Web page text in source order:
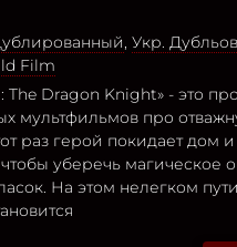
, Укр.
Film
The Dragon Knight» - это
мультфильмов про
раз герой покидает дом и
уберечь магическое
На этом нелегком